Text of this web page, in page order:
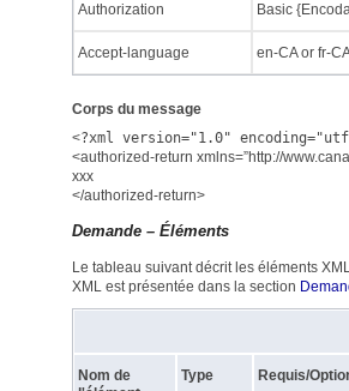
Authorization Basic
Accept-language en-CA or fr-
Corps du message
<?xml version="1.0"
<authorized-return xmlns=”http://
xxx
</authorized-return>
Demande – Éléments
Le tableau suivant décrit les éléments
XML est présentée dans la section
Nom de
Type Requis/